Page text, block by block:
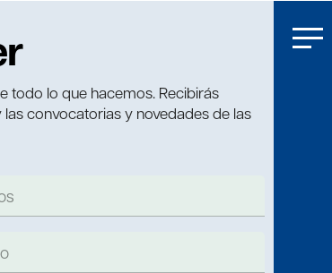
todo lo que hacemos. Recibirás
convocatorias y novedades de las